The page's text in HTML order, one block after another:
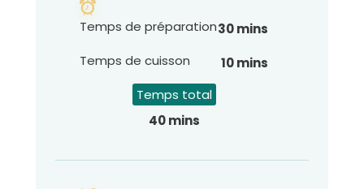
Temps de préparation30 mins
Temps de cuisson
10 mins
Temps total
40 mins